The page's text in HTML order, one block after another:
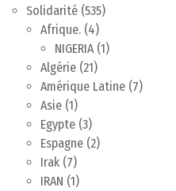
Solidarité (535)
Afrique. (4)
NIGERIA(1)
Algérie (21)
Amérique Latine (7)
Asie (1)
Egypte (3)
Espagne (2)
Irak (7)
IRAN (1)